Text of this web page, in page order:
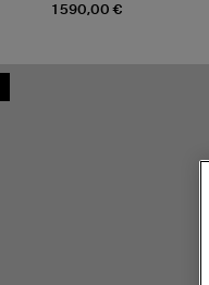
1 590,00 €